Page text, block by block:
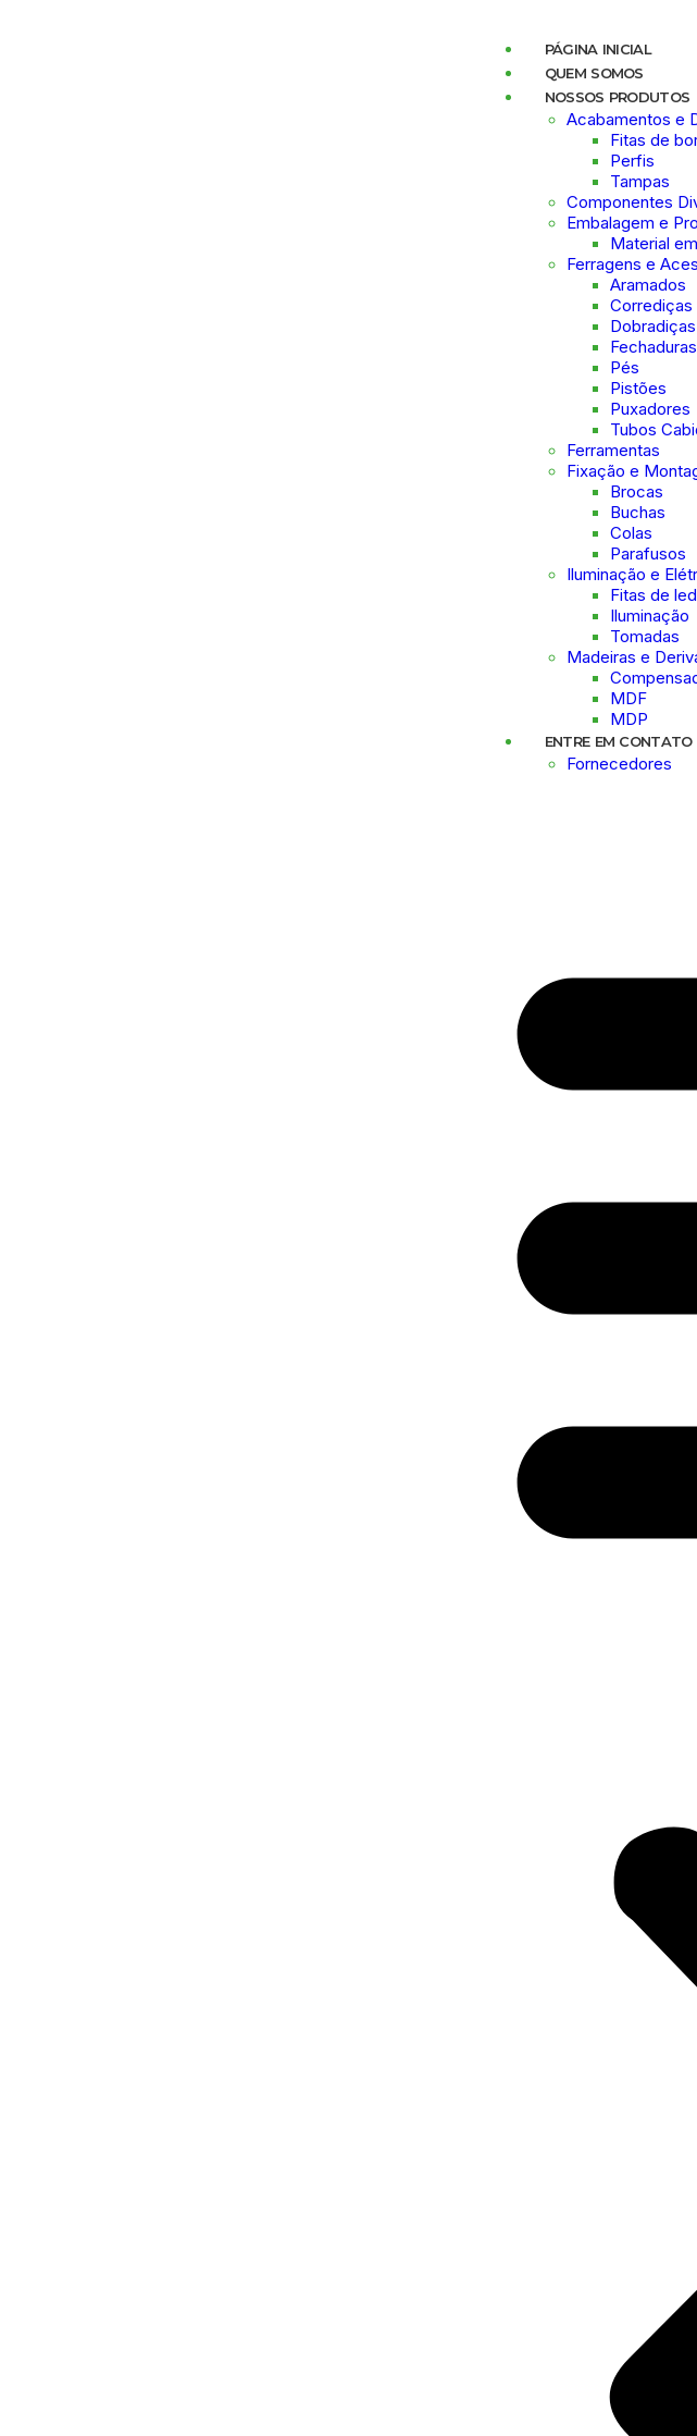
PÁGINA INICIAL
QUEM SOMOS
NOSSOS PRODUTOS
Acabamentos e
Fitas de
Perfis
Tampas
Componentes
Embalagem e
Material
Ferragens e
Aramados
Corrediças
Dobradiças
Fechaduras
Pés
Pistões
Puxadores
Tubos
Ferramentas
Fixação e
Brocas
Buchas
Colas
Parafusos
Iluminação e
Fitas de led
Iluminação
Tomadas
Madeiras e
MDF
MDP
ENTRE EM CONTATO
Fornecedores